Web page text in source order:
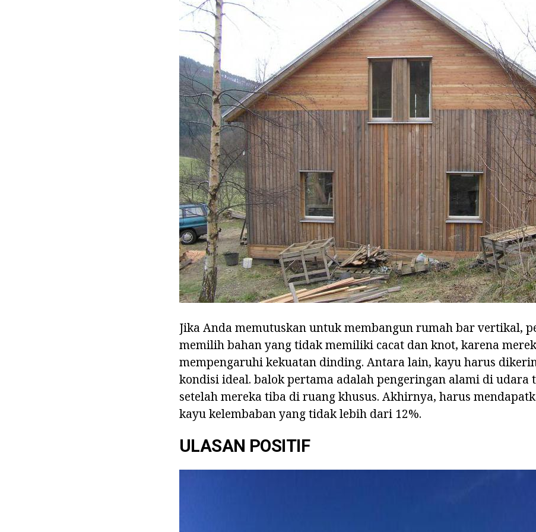
Jika Anda memutuskan untuk membangun rumah bar vertikal,
memilih bahan yang tidak memiliki cacat dan knot, karena
mempengaruhi kekuatan dinding. Antara lain, kayu harus
kondisi ideal. balok pertama adalah pengeringan alami di udara
setelah mereka tiba di ruang khusus. Akhirnya, harus
kayu kelembaban yang tidak lebih dari 12%.
ULASAN POSITIF